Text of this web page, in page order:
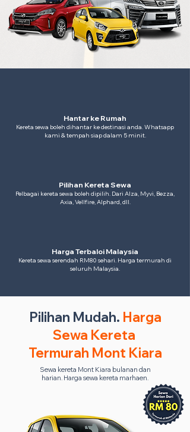
Hantar ke Rumah
Kereta sewa boleh dihantar ke destinasi anda. Whatsapp
kami & tempah siap dalam 5 minit.
Pilihan Kereta Sewa
Pelbagai kereta sewa boleh dipilih. Dari Alza, Myvi, Bezza,
Axia, Vellfire, Alphard, dll.
Harga Terbaloi Malaysia
Kereta sewa serendah RM80 sehari. Harga termurah di
seluruh Malaysia.
Pilihan Mudah. Harga
Sewa Kereta
Termurah Mont Kiara
Sewa kereta Mont Kiara bulanan dan
harian. Harga sewa kereta marhaen.